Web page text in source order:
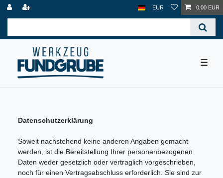
EUR 0,00 EUR
☰
Datenschutzerklärung
Soweit nachstehend keine anderen Angaben gemacht
werden, ist die Bereitstellung Ihrer personenbezogenen
Daten weder gesetzlich oder vertraglich vorgeschrieben,
noch für einen Vertragsabschluss erforderlich. Sie sind zur